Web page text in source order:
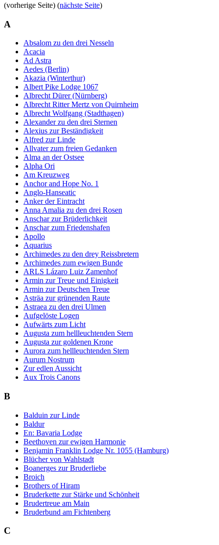
(vorherige Seite) (nächste Seite)
A
Absalom zu den drei Nesseln
Acacia
Ad Astra
Aedes (Berlin)
Akazia (Winterthur)
Albert Pike Lodge 1067
Albrecht Dürer (Nürnberg)
Albrecht Ritter Mertz von Quirnheim
Albrecht Wolfgang (Stadthagen)
Alexander zu den drei Sternen
Alexius zur Beständigkeit
Alfred zur Linde
Allvater zum freien Gedanken
Alma an der Ostsee
Alpha Ori
Am Kreuzweg
Anchor and Hope No. 1
Anglo-Hanseatic
Anker der Eintracht
Anna Amalia zu den drei Rosen
Anschar zur Brüderlichkeit
Anschar zum Friedenshafen
Apollo
Aquarius
Archimedes zu den drey Reissbretern
Archimedes zum ewigen Bunde
ARLS Lázaro Luiz Zamenhof
Armin zur Treue und Einigkeit
Armin zur Deutschen Treue
Asträa zur grünenden Raute
Astraea zu den drei Ulmen
Aufgelöste Logen
Aufwärts zum Licht
Augusta zum hellleuchtenden Stern
Augusta zur goldenen Krone
Aurora zum hellleuchtenden Stern
Aurum Nostrum
Zur edlen Aussicht
Aux Trois Canons
B
Balduin zur Linde
Baldur
En: Bavaria Lodge
Beethoven zur ewigen Harmonie
Benjamin Franklin Lodge Nr. 1055 (Hamburg)
Blücher von Wahlstadt
Boanerges zur Bruderliebe
Broich
Brothers of Hiram
Bruderkette zur Stärke und Schönheit
Brudertreue am Main
Bruderbund am Fichtenberg
C